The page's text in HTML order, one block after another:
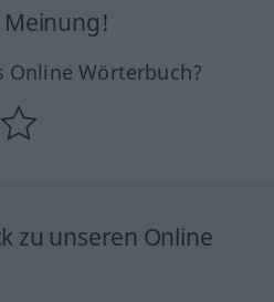
Meinung!
Wörterbuch?
zu unseren Online